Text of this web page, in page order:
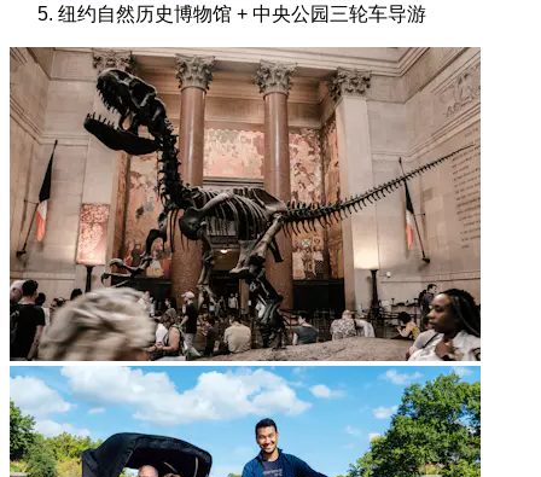
纽约自然历史博物馆 + 中央公园三轮车导游